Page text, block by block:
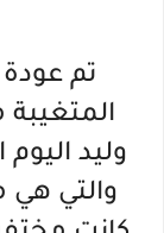
تم
المتغيبة
والتي هي